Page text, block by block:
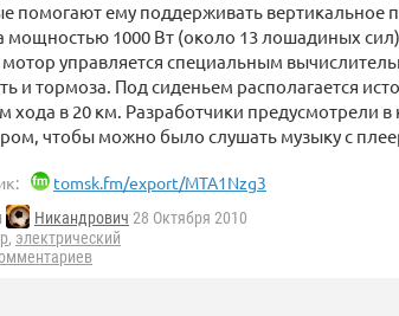
помогают ему поддерживать вертикальное
мощностью 1000 Вт (около 13 лошадиных
управляется специальным
и тормоза. Под сиденьем располагается
хода в 20 км. Разработчики предусмотрели
чтобы можно было слушать музыку с
tomsk.fm/export/MTA1Nzg3
Никандрович 28 Октября 2010
, электрический